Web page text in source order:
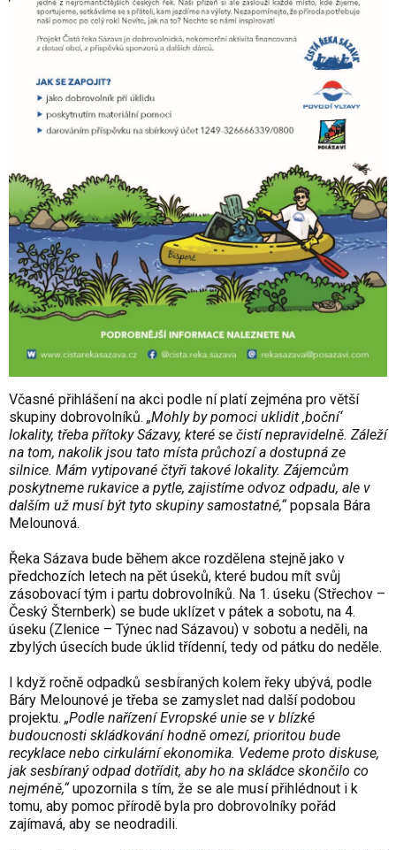
Včasné přihlášení na akci podle ní platí zejména pro větší
skupiny dobrovolníků. „Mohly by pomoci uklidit ‚boční‘
lokality, třeba přítoky Sázavy, které se čistí nepravidelně. Záleží
na tom, nakolik jsou tato místa průchozí a dostupná ze
silnice. Mám vytipované čtyři takové lokality. Zájemcům
poskytneme rukavice a pytle, zajistíme odvoz odpadu, ale v
dalším už musí být tyto skupiny samostatné,“popsala Bára
Melounová.
Řeka Sázava bude během akce rozdělena stejně jako v
předchozích letech na pět úseků, které budou mít svůj
zásobovací tým i partu dobrovolníků. Na 1. úseku (Střechov –
Český Šternberk) se bude uklízet v pátek a sobotu, na 4.
úseku (Zlenice – Týnec nad Sázavou) v sobotu a neděli, na
zbylých úsecích bude úklid třídenní, tedy od pátku do neděle.
I když ročně odpadků sesbíraných kolem řeky ubývá, podle
Báry Melounové je třeba se zamyslet nad další podobou
projektu. „Podle nařízení Evropské unie se v blízké
budoucnosti skládkování hodně omezí, prioritou bude
recyklace nebo cirkulární ekonomika. Vedeme proto diskuse,
jak sesbíraný odpad dotřídit, aby ho na skládce skončilo co
nejméně,“upozornila s tím, že se ale musí přihlédnout i k
tomu, aby pomoc přírodě byla pro dobrovolníky pořád
zajímavá, aby se neodradili.